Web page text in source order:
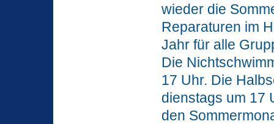
wieder die
Reparaturen im
Jahr für alle
Die
17 Uhr. Die
dienstags um 17
den